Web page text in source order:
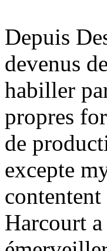
Depuis
devenus
habiller
propres
de
excepte
Harcourt